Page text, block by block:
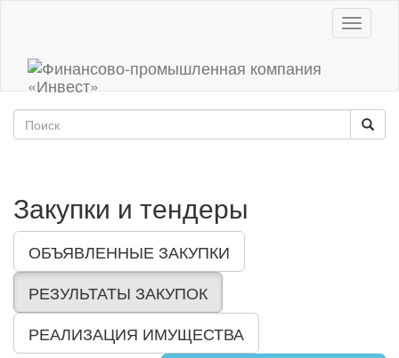
Toggle
Закупки и тендеры
ОБЪЯВЛЕННЫЕ ЗАКУПКИ
РЕЗУЛЬТАТЫ ЗАКУПОК
РЕАЛИЗАЦИЯ ИМУЩЕСТВА